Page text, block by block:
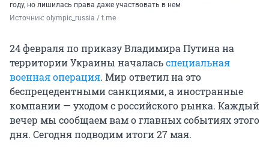
году, но лишилась права даже участвовать в нем
Источник: olympic_russia / t.me
24 февраля по приказу Владимира Путина на
территории Украины началасьспециальная
военная операция. Мир ответил на это
беспрецедентными санкциями, а иностранные
компании — уходом с российского рынка. Каждый
вечер мы сообщаем вам о главных событиях этого
дня. Сегодня подводим итоги 27 мая.